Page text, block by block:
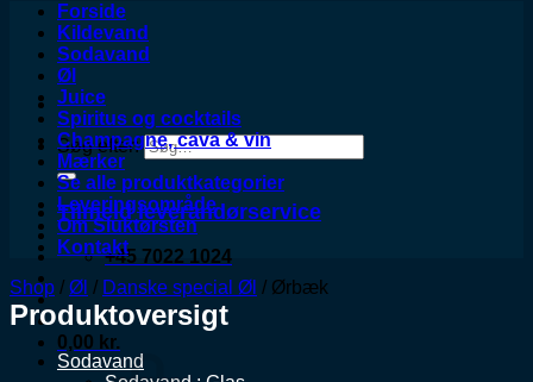
Søg efter:
Tilmeld leverandørservice
+45 7022 1024
0,00 kr.
Forside
Kildevand
Sodavand
Øl
Juice
Spiritus og cocktails
Champagne, cava & vin
Mærker
Se alle produktkategorier
Leveringsområde
Om Sluktørsten
Kontakt
Shop / Øl / Danske special Øl / Ørbæk
Produktoversigt
Sodavand